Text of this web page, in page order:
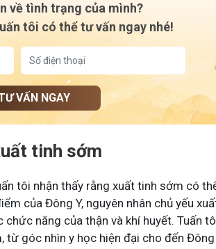
về tình trạng của mình?
tôi có thể tư vấn ngay nhé!
VẤN NGAY
tinh sớm
tôi nhận thấy rằng xuất tinh sớm có
của Đông Y, nguyên nhân chủ yếu
năng của thận và khí huyết. Tuấn
từ góc nhìn y học hiện đại cho đến Đông